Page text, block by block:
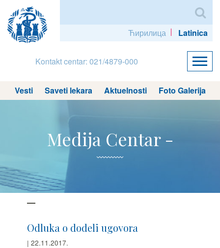
Ћирилица Latinica
Kontakt centar: 021/4879-000
Vesti Saveti lekara Aktuelnosti Foto Galerija
Medija Centar -
Odluka o dodeli ugovora
| 22.11.2017.